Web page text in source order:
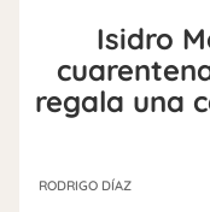
Isidro
regala una
RODRIGO DÍAZ